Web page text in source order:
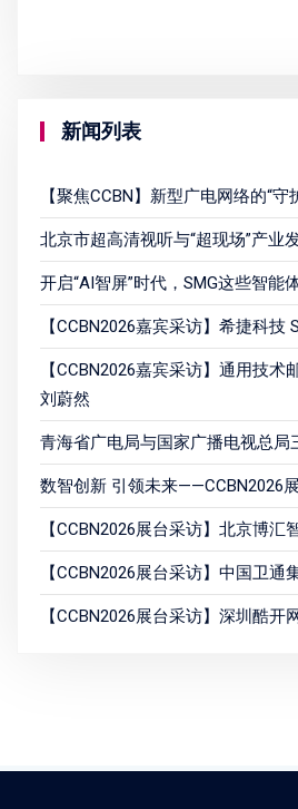
新闻列表
【聚焦CCBN】新型广电网络的“守
北京市超高清视听与“超现场”产业
开启“AI智屏”时代，SMG这些智能
【CCBN2026嘉宾采访】希捷科技
【CCBN2026嘉宾采访】通用技术
刘蔚然
青海省广电局与国家广播电视总局
数智创新 引领未来——CCBN2026
【CCBN2026展台采访】北京博汇
【CCBN2026展台采访】中国卫通
【CCBN2026展台采访】深圳酷开